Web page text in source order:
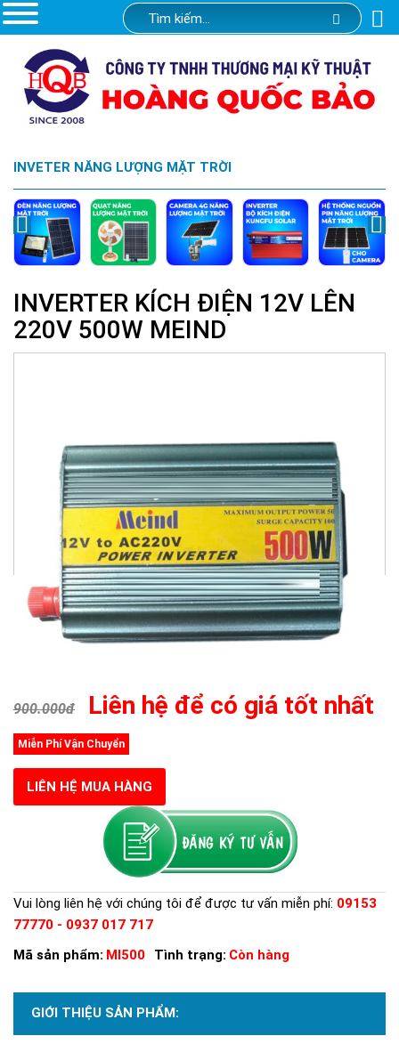
INVETER NĂNG LƯỢNG MẶT TRỜI
INVERTER KÍCH ĐIỆN 12V LÊN
220V 500W MEIND
900.000đ Liên hệ để có giá tốt nhất
Miễn Phí Vận Chuyển
LIÊN HỆ MUA HÀNG
Vui lòng liên hệ với chúng tôi để được tư vấn miễn phí: 09153
77770 - 0937 017 717
Mã sản phẩm: MI500 Tình trạng: Còn hàng
GIỚI THIỆU SẢN PHẨM: